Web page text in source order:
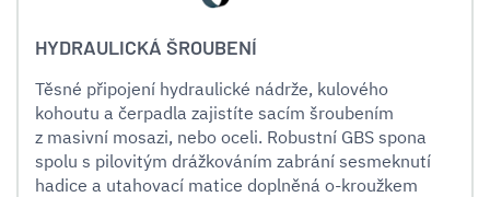
HYDRAULICKÁ ŠROUBENÍ
Těsné připojení hydraulické nádrže, kulového
kohoutu a čerpadla zajistíte sacím šroubením
z masivní mosazi, nebo oceli. Robustní GBS spona
spolu s pilovitým drážkováním zabrání sesmeknutí
hadice a utahovací matice doplněná o-kroužkem